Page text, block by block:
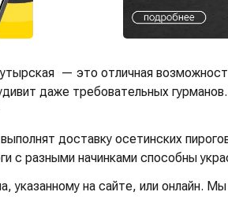
— это отличная
даже требовательных
доставку осетинских
с разными начинками способны
на сайте, или онлайн.